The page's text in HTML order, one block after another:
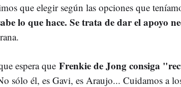
que elegir según las opciones que
lo que hace. Se trata de dar el apoyo
espera que Frenkie de Jong consiga
sólo él, es Gavi, es Araujo... Cuidamos a